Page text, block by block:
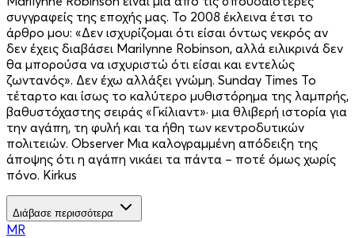
συγγραφείς της εποχής μας. Το 2008 έκλεινα έτσι το
άρθρο μου: «Δεν ισχυρίζομαι ότι είσαι όντως νεκρός αν
δεν έχεις διαβάσει Marilynne Robinson, αλλά ειλικρινά δεν
θα μπορούσα να ισχυριστώ ότι είσαι και εντελώς
ζωντανός». Δεν έχω αλλάξει γνώμη. Sunday Times Το
τέταρτο και ίσως το καλύτερο μυθιστόρημα της λαμπρής,
βαθυστόχαστης σειράς «Γκίλιαντ»· μια θλιβερή ιστορία για
την αγάπη, τη φυλή και τα ήθη των κεντροδυτικών
πολιτειών. Observer Μια καλογραμμένη απόδειξη της
άποψης ότι η αγάπη νικάει τα πάντα – ποτέ όμως χωρίς
πόνο. Kirkus
Διάβασε περισσότερα
MR